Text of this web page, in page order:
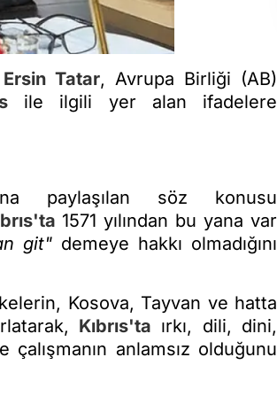
Ersin Tatar, Avrupa Birliği (AB)
ile ilgili yer alan ifadelere
paylaşılan söz konusu
1571 yılından bu yana var
git"demeye hakkı olmadığını
Kosova, Tayvan ve hatta
Kıbrıs'ta ırkı, dili, dini,
anlamsız olduğunu